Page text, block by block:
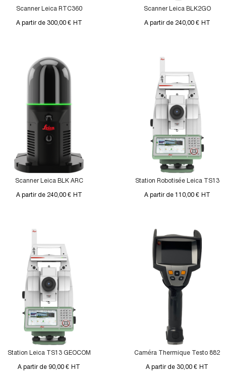
Scanner Leica RTC360
A partir de 300,00 € HT
Scanner Leica BLK2GO
A partir de 240,00 € HT
Scanner Leica BLK ARC
A partir de 240,00 € HT
Station Robotisée Leica TS13
A partir de 110,00 € HT
Station Leica TS13 GEOCOM
A partir de 90,00 € HT
Caméra Thermique Testo 882
A partir de 30,00 € HT